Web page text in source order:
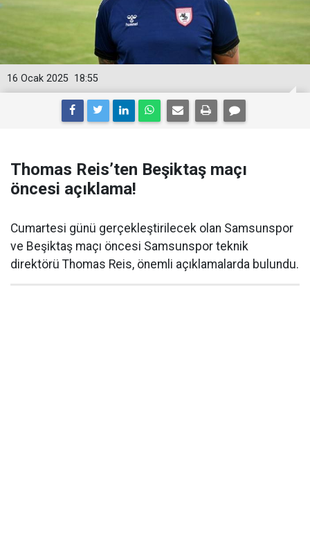
18:55
16 Ocak 2025
Thomas Reis’ten Beşiktaş maçı
öncesi açıklama!
Cumartesi günü gerçekleştirilecek olan Samsunspor
ve Beşiktaş maçı öncesi Samsunspor teknik
direktörü Thomas Reis, önemli açıklamalarda bulundu.